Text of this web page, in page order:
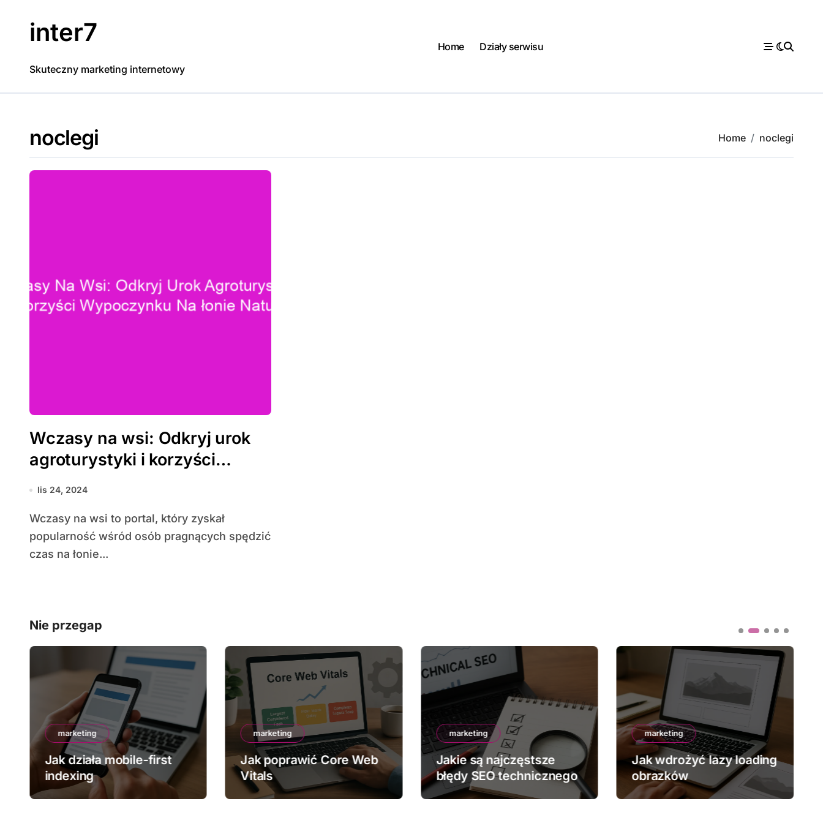
inter7
Skuteczny marketing internetowy
Home Działy serwisu
noclegi Home noclegi
Wczasy na wsi: Odkryj urok
agroturystyki i korzyści
wypoczynku na łonie natury
lis 24, 2024
Wczasy na wsi to portal, który zyskał
popularność wśród osób pragnących spędzić
czas na łonie...
Nie przegap
marketing
Jak działa mobile-first
indexing
marketing
Jak poprawić Core Web
Vitals
marketing
Jakie są najczęstsze
błędy SEO technicznego
marketing
Jak wdrożyć lazy loading
obrazków